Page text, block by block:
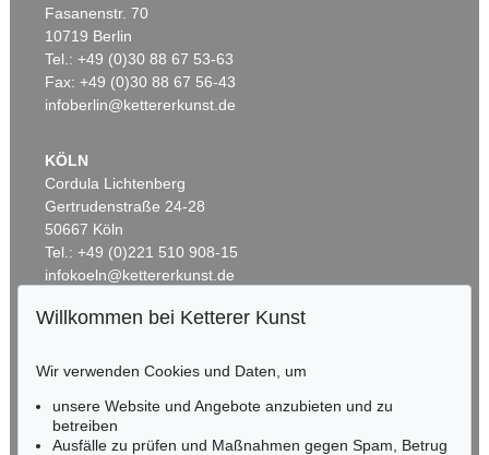
Auktion 355 - Lot 332
FRANZ VON DEFREGGER
Bäuerin am Spinnrocken, 1873
Ergebnis:€ 36.600
Auktion 498 - Lot 544
Ergebnis:€ 31.250
Auktion 422 - Lot 315
Ergebnis:€ 30.000
Fasanenstr. 70
10719 Berlin
Tel.: +49 (0)30 88 67 53-63
Fax: +49 (0)30 88 67 56-43
infoberlin@kettererkunst.de
KÖLN
Cordula Lichtenberg
Gertrudenstraße 24-28
50667 Köln
Tel.: +49 (0)221 510 908-15
infokoeln@kettererkunst.de
RHEINLAND-PFALZ
Miriam Heß
Tel.: +49 (0)62 21 58 80-038
Fax: +49 (0)62 21 58 80-595
Willkommen bei Ketterer Kunst
Wir verwenden Cookies und Daten, um
unsere Website und Angebote anzubieten und zu
betreiben
Ausfälle zu prüfen und Maßnahmen gegen Spam, Betrug